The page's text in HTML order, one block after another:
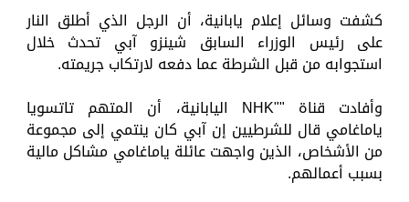
كشفت وسائل إعلام يابانية، أن الرجل الذي أطلق النار
على رئيس الوزراء السابق شينزو آبي تحدث خلال
استجوابه من قبل الشرطة عما دفعه لارتكاب جريمته.
وأفادت قناة ""NHK اليابانية، أن المتهم تاتسويا
ياماغامي قال للشرطيين إن آبي كان ينتمي إلى مجموعة
من الأشخاص، الذين واجهت عائلة ياماغامي مشاكل مالية
بسبب أعمالهم.